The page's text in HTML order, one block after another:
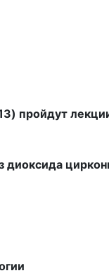
пройдут
диоксида